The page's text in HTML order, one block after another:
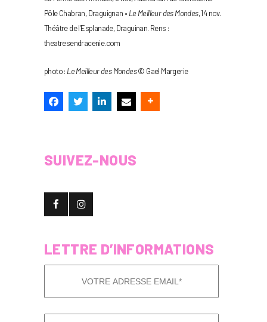
Pôle Chabran, Draguignan • Le Meilleur des Mondes, 14 nov.
Théâtre de l’Esplanade, Draguinan. Rens :
theatresendracenie.com
photo : Le Meilleur des Mondes© Gael Margerie
SUIVEZ-NOUS
LETTRE D’INFORMATIONS